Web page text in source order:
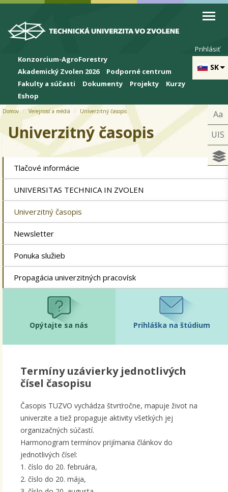
Skip to cookies
Skip to navigation
Skočiť na hlavný obsah
SK
Prihlásiť
Konzorcium-AgroForestry
Akademický Zvolen 2026
Podporné centrum
Fakulty a súčasti
Dokumenty Projekty
Kurzy
Eshop
Aa
UIS
Domov Verejnosť a médiá Univerzitný časopis
Univerzitný časopis
Tlačové informácie
UNIVERSITAS TECHNICA IN ZVOLEN
Univerzitný časopis
Newsletter
Ponuka služieb
Propagácia univerzitných pracovísk
Opýtajte sa nás Prihláška na štúdium
Termíny uzávierky jednotlivých
čísel časopisu
Časopis TUZVO vychádza štvrťročne, mapuje život na
univerzite a tiež propaguje aktivity všetkých jej
organizačných súčastí.
Harmonogram termínov prijímania článkov do
jednotlivých čísel:
1. číslo do 20. februára,
2. číslo do 20. mája,